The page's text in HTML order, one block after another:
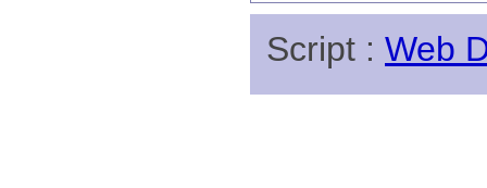
Script : Web